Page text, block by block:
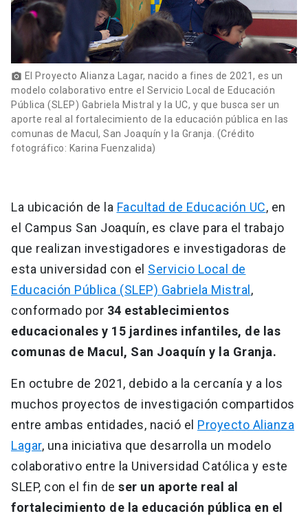
photo_camera El Proyecto Alianza Lagar, nacido a fines de 2021, es un
modelo colaborativo entre el Servicio Local de Educación
Pública (SLEP) Gabriela Mistral y la UC, y que busca ser un
aporte real al fortalecimiento de la educación pública en las
comunas de Macul, San Joaquín y la Granja. (Crédito
fotográfico: Karina Fuenzalida)
La ubicación de la Facultad de Educación UC, en
el Campus San Joaquín, es clave para el trabajo
que realizan investigadores e investigadoras de
esta universidad con el Servicio Local de
Educación Pública (SLEP) Gabriela Mistral ,
conformado por 34 establecimientos
educacionales y 15 jardines infantiles, de las
comunas de Macul, San Joaquín y la Granja.
En octubre de 2021, debido a la cercanía y a los
muchos proyectos de investigación compartidos
entre ambas entidades, nació el Proyecto Alianza
Lagar, una iniciativa que desarrolla un modelo
colaborativo entre la Universidad Católica y este
SLEP, con el fin de ser un aporte real al
fortalecimiento de la educación pública en el